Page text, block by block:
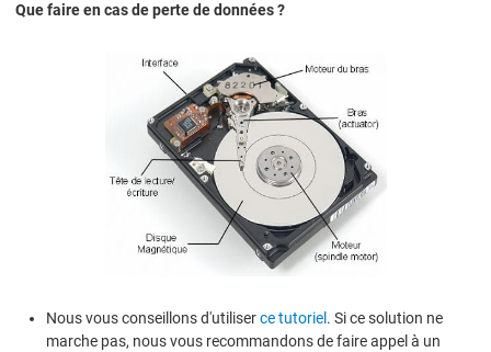
Que faire en cas de perte de données ?
Nous vous conseillons d'utiliserce tutoriel . Si ce solution ne
marche pas, nous vous recommandons de faire appel à un